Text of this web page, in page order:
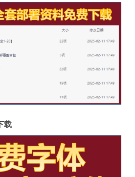
载